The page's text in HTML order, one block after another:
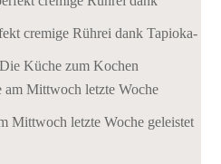
cremige Rührei dank Tapioka-
Die Küche zum Kochen
Mittwoch letzte Woche geleistet